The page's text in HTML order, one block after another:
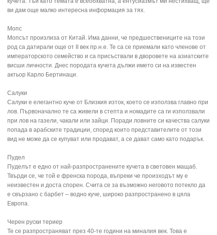
ви дам още малко интересна информация за тях.
Мопс
Мопсът произлиза от Китай. Има данни, че предшествениците на този
род са датирали още от II век пр.н.е. Те са се приемали като членове от
императорското семейство и са присъствали в дворовете на азиатските
висши личности. Днес породата кучета дължи името си на известен
актьор Карло Бертинаци.
Салуки
Салуки е елегантно куче от Близкия изток, което се използва главно при
лов. Първоначално те са живели в степта и номадите са ги използвали
при лов на газели, чакали или зайци. Поради ловните си качества салуки
попада в арабските традиции, според които представителите от този
вид не може да се купуват или продават, а се дават само като подарък.
Пудел
Пуделът е едно от най-разпространените кучета в световен мащаб.
Твърди се, че той е френска порода, въпреки че произходът му е
неизвестен и доста спорен. Счита се за възможно неговото потекло да
е свързано с барбет – водно куче, широко разпространено в цяла
Европа.
Черен руски териер
Те се разпространяват през 40-те години на миналия век. Това е